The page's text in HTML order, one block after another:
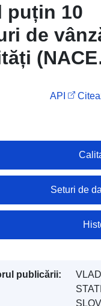
puțin 10
de
(NACE
API
Seturi de
publicării: